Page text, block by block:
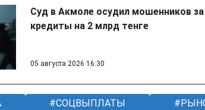
Суд в Акмоле осудил мошенников
кредиты на 2 млрд тенге
05 августа 2026 16:30
СОЦВЫПЛАТЫ